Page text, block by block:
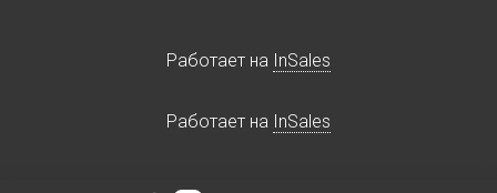
Работает на InSales
Работает на InSales